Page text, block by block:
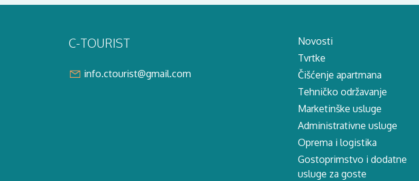
C-TOURIST
info.ctourist@gmail.com
Novosti
Tvrtke
Čišćenje apartmana
Tehničko održavanje
Marketinške usluge
Administrativne usluge
Oprema i logistika
Gostoprimstvo i dodatne
usluge za goste